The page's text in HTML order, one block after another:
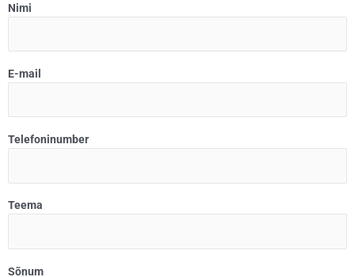
Nimi
E-mail
Telefoninumber
Teema
Sõnum